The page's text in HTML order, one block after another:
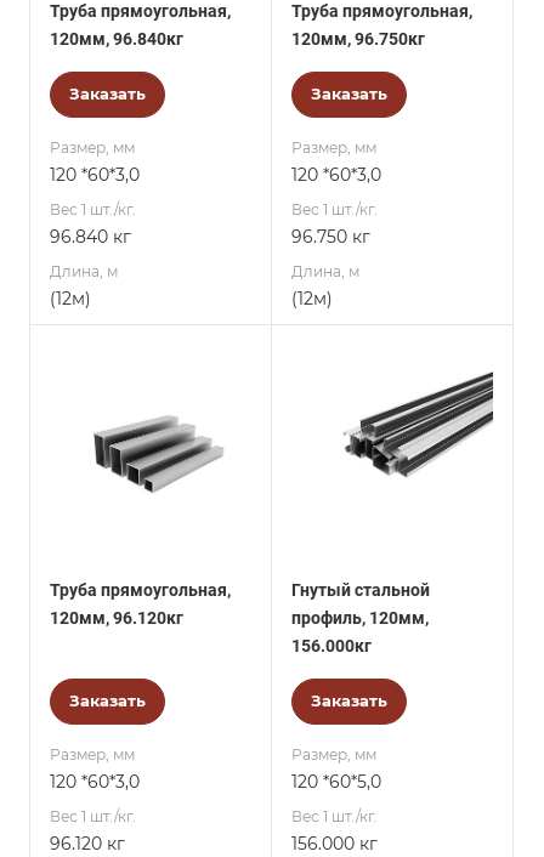
Труба прямоугольная,
120мм, 96.840кг
Заказать
Размер, мм
120 *60*3,0
Вес 1 шт./кг.
96.840 кг
Длина, м
(12м)
Труба прямоугольная,
120мм, 96.750кг
Заказать
Размер, мм
120 *60*3,0
Вес 1 шт./кг.
96.750 кг
Длина, м
(12м)
Труба прямоугольная,
120мм, 96.120кг
Заказать
Размер, мм
120 *60*3,0
Вес 1 шт./кг.
96.120 кг
Гнутый стальной
профиль, 120мм,
156.000кг
Заказать
Размер, мм
120 *60*5,0
Вес 1 шт./кг.
156.000 кг